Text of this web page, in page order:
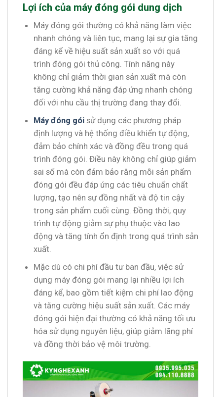
Lợi ích của máy đóng gói dung dịch
Máy đóng gói thường có khả năng làm việc
nhanh chóng và liên tục, mang lại sự gia tăng
đáng kể về hiệu suất sản xuất so với quá
trình đóng gói thủ công. Tính năng này
không chỉ giảm thời gian sản xuất mà còn
tăng cường khả năng đáp ứng nhanh chóng
đối với nhu cầu thị trường đang thay đổi.
Máy đóng góisử dụng các phương pháp
định lượng và hệ thống điều khiển tự động,
đảm bảo chính xác và đồng đều trong quá
trình đóng gói. Điều này không chỉ giúp giảm
sai số mà còn đảm bảo rằng mỗi sản phẩm
đóng gói đều đáp ứng các tiêu chuẩn chất
lượng, tạo nên sự đồng nhất và độ tin cậy
trong sản phẩm cuối cùng. Đồng thời, quy
trình tự động giảm sự phụ thuộc vào lao
động và tăng tính ổn định trong quá trình sản
xuất.
Mặc dù có chi phí đầu tư ban đầu, việc sử
dụng máy đóng gói mang lại nhiều lợi ích
đáng kể, bao gồm tiết kiệm chi phí lao động
và tăng cường hiệu suất sản xuất. Các máy
đóng gói hiện đại thường có khả năng tối ưu
hóa sử dụng nguyên liệu, giúp giảm lãng phí
và đồng thời bảo vệ môi trường.